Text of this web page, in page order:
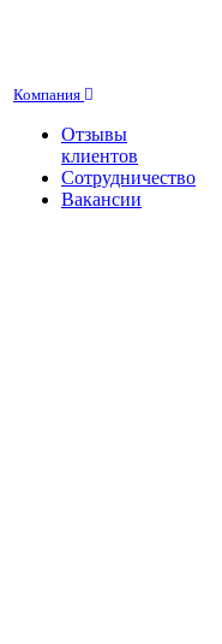
Компания
Отзывы
клиентов
Сотрудничество
Вакансии